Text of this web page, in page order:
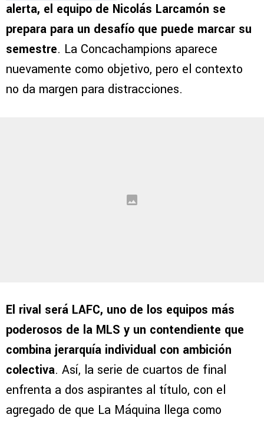
alerta, el equipo de Nicolás Larcamón se
prepara para un desafío que puede marcar su
semestre. La Concachampions aparece
nuevamente como objetivo, pero el contexto
no da margen para distracciones.
El rival será LAFC, uno de los equipos más
poderosos de la MLS y un contendiente que
combina jerarquía individual con ambición
colectiva. Así, la serie de cuartos de final
enfrenta a dos aspirantes al título, con el
agregado de que La Máquina llega como